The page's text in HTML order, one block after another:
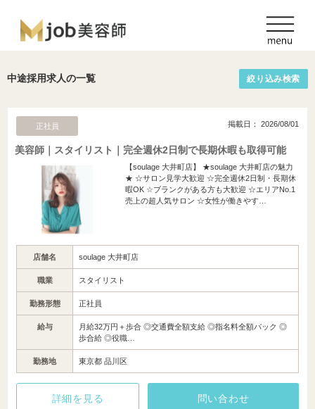
中途採用求人の一覧 絞り込み検索
正社員 掲載日： 2026/08/01
美容師｜スタイリスト｜完全週休2日制で長期休暇も取得可能
【soulage 大井町店】 ★soulage 大井町店の魅力
★ ☆サロン見学大歓迎 ☆完全週休2日制・長期休
暇OK ☆ブランクがある方も大歓迎 ☆エリアNo.1
売上の超人気サロン ☆女性が働きやす…
店舗名 soulage 大井町店
職業 スタイリスト
勤務形態 正社員
給与
月給32万円＋歩合 ◎交通費全額支給 ◎指名料全額バック ◎
歩合給 ◎役職…
勤務地 東京都 品川区
詳細を見る 問い合わせ